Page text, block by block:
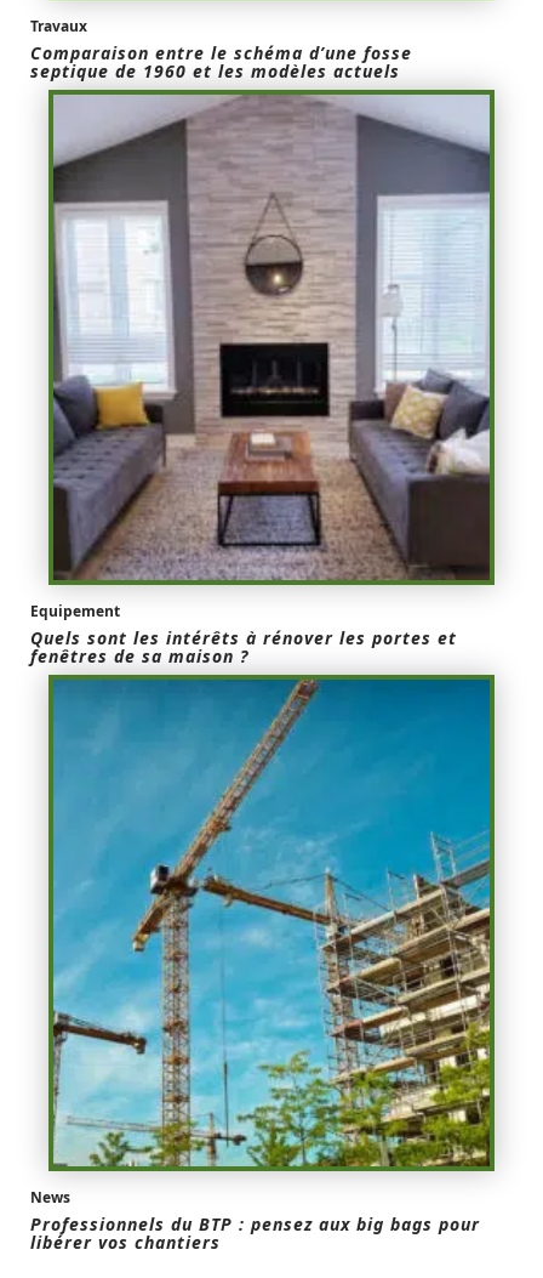
Travaux
Comparaison entre le schéma d’une fosse
septique de 1960 et les modèles actuels
Equipement
Quels sont les intérêts à rénover les portes et
fenêtres de sa maison ?
News
Professionnels du BTP : pensez aux big bags pour
libérer vos chantiers